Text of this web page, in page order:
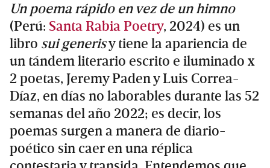
Un poema rápido en vez de un himno
(Perú: Santa Rabia Poetry, 2024) es un
libro sui generisy tiene la apariencia de
un tándem literario escrito e iluminado x
2 poetas, Jeremy Paden y Luis Correa-
Díaz, en días no laborables durante las 52
semanas del año 2022; es decir, los
poemas surgen a manera de diario-
poético sin caer en una réplica